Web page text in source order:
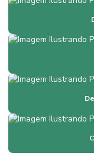
Deck fixo de madeira
Deck flutuante preço
Deck flutuante à venda
Empresa ancoradouro
Empresa atracadouro